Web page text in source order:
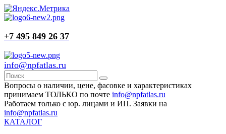
+7 495 849 26 37
info@npfatlas.ru
Вопросы о наличии, цене, фасовке и характеристиках
принимаем ТОЛЬКО по почте info@npfatlas.ru
Работаем только с юр. лицами и ИП. Заявки на
info@npfatlas.ru
КАТАЛОГ